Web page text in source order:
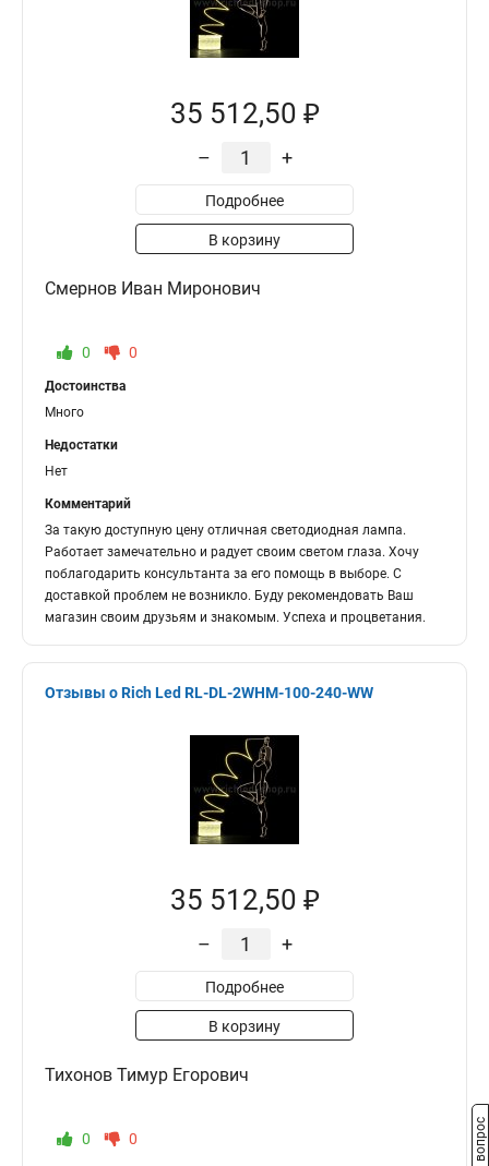
35 512,50 ₽
– +
Подробнее
В корзину
Смернов Иван Миронович
0 0
Достоинства
Много
Недостатки
Нет
Комментарий
За такую доступную цену отличная светодиодная лампа.
Работает замечательно и радует своим светом глаза. Хочу
поблагодарить консультанта за его помощь в выборе. С
доставкой проблем не возникло. Буду рекомендовать Ваш
магазин своим друзьям и знакомым. Успеха и процветания.
Отзывы о Rich Led RL-DL-2WHM-100-240-WW
35 512,50 ₽
– +
Подробнее
В корзину
Тихонов Тимур Егорович
0 0